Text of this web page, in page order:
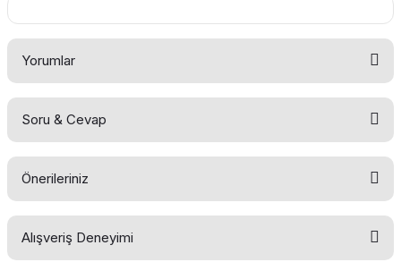
Yorumlar
Yorum Yaz
Soru & Cevap
Soru Sor
Önerileriniz
Bu ürünün fiyat bilgisi, resim, ürün açıklamalarında ve diğer
Alışveriş Deneyimi